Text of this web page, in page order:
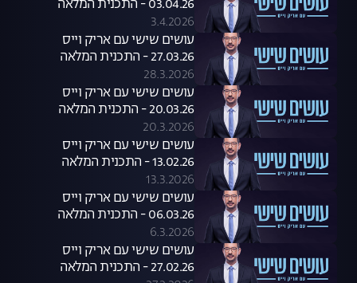
03.04.26 - התכנית המלאה
3.4.2026
עושים שישי עם אריק וייס
27.03.26 - התכנית המלאה
28.3.2026
עושים שישי עם אריק וייס
20.03.26 - התכנית המלאה
20.3.2026
עושים שישי עם אריק וייס
13.02.26 - התכנית המלאה
13.3.2026
עושים שישי עם אריק וייס
06.03.26 - התכנית המלאה
6.3.2026
עושים שישי עם אריק וייס
27.02.26 - התכנית המלאה